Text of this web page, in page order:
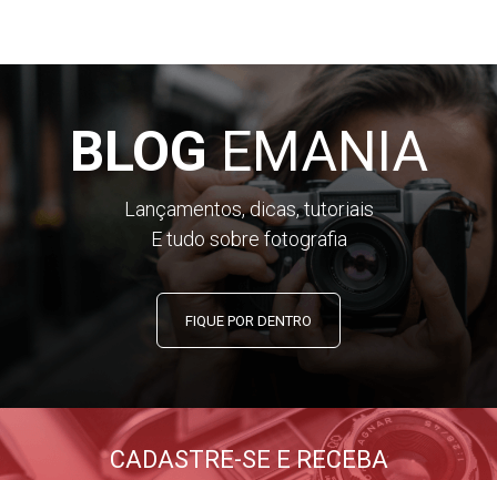
BLOGEMANIA
Lançamentos, dicas, tutoriais
E tudo sobre fotografia
FIQUE POR DENTRO
CADASTRE-SE E RECEBA